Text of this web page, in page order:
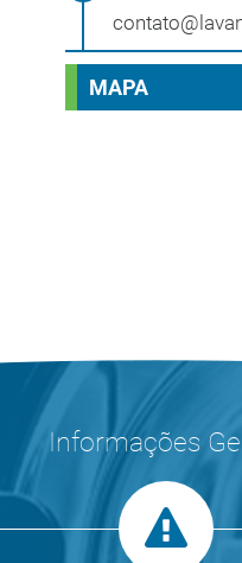
MAPA
Informações